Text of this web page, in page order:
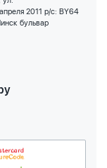
2011 р/с: BY64
бульвар